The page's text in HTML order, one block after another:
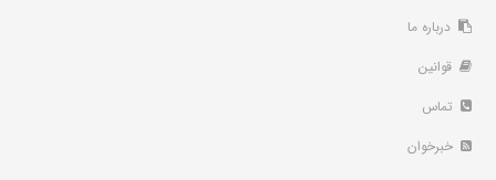
درباره ما
قوانین
تماس
خبرخوان